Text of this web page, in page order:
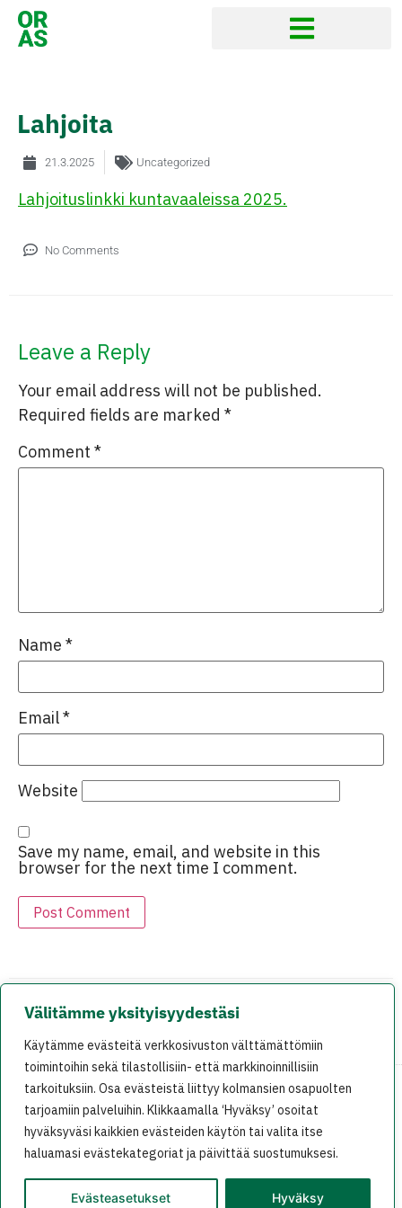
Välitämme yksityisyydestäsi
Käytämme evästeitä verkkosivuston välttämättömiin
toimintoihin sekä tilastollisiin- että markkinoinnillisiin
tarkoituksiin. Osa evästeistä liittyy kolmansien osapuolten
tarjoamiin palveluihin. Klikkaamalla ‘Hyväksy’ osoitat
hyväksyväsi kaikkien evästeiden käytön tai valita itse
haluamasi evästekategoriat ja päivittää suostumuksesi.
Evästeasetukset Hyväksy
Lahjoita
21.3.2025 Uncategorized
Lahjoituslinkki kuntavaaleissa 2025.
No Comments
Leave a Reply
Your email address will not be published.
Required fields are marked *
Comment *
Name *
Email*
Website
Save my name, email, and website in this
browser for the next time I comment.
Valtuustoaloite: Kintulammin retkeily- ja suojelualueen laajentaminen
På svenska In English